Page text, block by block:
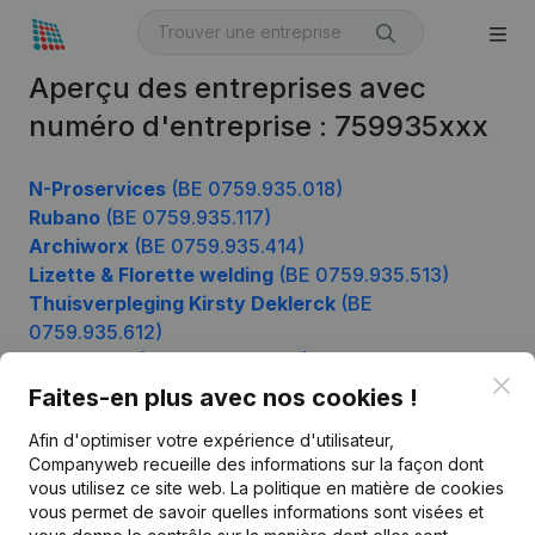
Aperçu des entreprises avec
numéro d'entreprise : 759935xxx
N-Proservices (BE 0759.935.018)
Rubano (BE 0759.935.117)
Archiworx (BE 0759.935.414)
Lizette & Florette welding (BE 0759.935.513)
Thuisverpleging Kirsty Deklerck (BE
0759.935.612)
Faites-en plus avec nos cookies !
Afin d'optimiser votre expérience d'utilisateur,
Companyweb recueille des informations sur la façon dont
vous utilisez ce site web. La politique en matière de cookies
vous permet de savoir quelles informations sont visées et
Produit
Informations d’entreprise